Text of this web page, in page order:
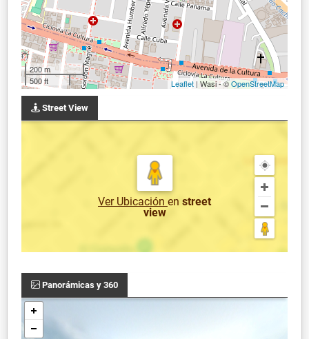
200 m
500 ft
Leaflet | Wasi - ©OpenStreetMap
Street View
Ver Ubicación en street
view
Panorámicas y 360